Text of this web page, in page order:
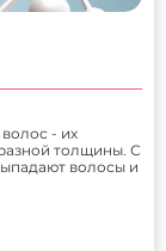
- их
толщины. С
волосы и